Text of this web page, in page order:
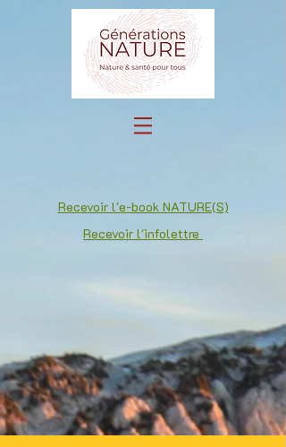
Recevoir l'e-book NATURE(S)
Recevoir l'infolettre